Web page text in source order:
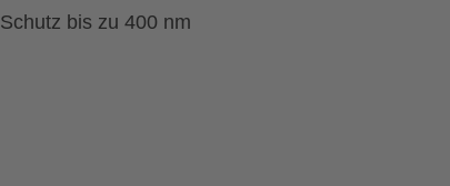
Schutz bis zu 400 nm